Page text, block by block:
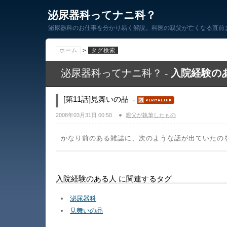
泌尿器科ってナニ科？
泌尿器科のお仕事を分かり易く解説。科医の親父が亡くなる直
ホーム > タグ検索
泌尿器科ってナニ科？ - 入院経験の
[第11話]見舞いの品
2008年03月31日 00:50 親父が執筆したもの
かなり前のある雑誌に、次のような話が出ていた
入院経験のある人 に関連するタグ
泌尿器科
見舞いの品